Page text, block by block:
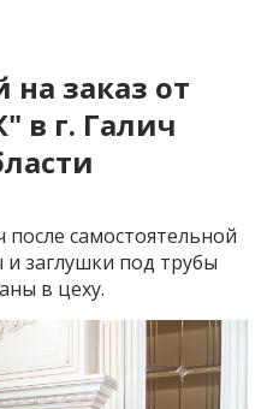
на заказ от
в г. Галич
самостоятельной
и заглушки под трубы
в цеху.